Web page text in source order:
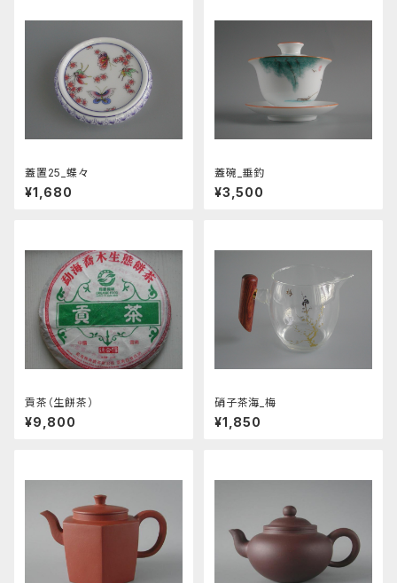
蓋置25_蝶々
¥1,680
蓋碗_垂釣
¥3,500
貢茶（生餅茶）
¥9,800
硝子茶海_梅
¥1,850